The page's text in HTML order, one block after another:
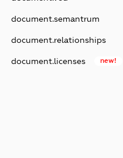
document.semantrum
document.relationships
document.licenses new!